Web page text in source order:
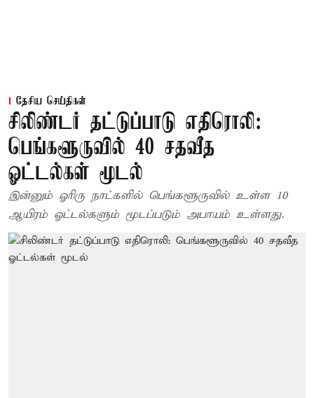
தேசிய செய்திகள்
சிலிண்டர் தட்டுப்பாடு எதிரொலி:
பெங்களூருவில் 40 சதவீத
ஓட்டல்கள் மூடல்
இன்னும் ஓரிரு நாட்களில் பெங்களூருவில் உள்ள 10
ஆயிரம் ஓட்டல்களும் மூடப்படும் அபாயம் உள்ளது.